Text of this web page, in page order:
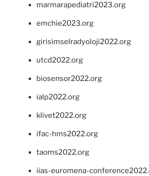
marmarapediatri2023.org
emchie2023.org
girisimselradyoloji2022.org
utcd2022.org
biosensor2022.org
ialp2022.org
klivet2022.org
ifac-hms2022.org
taoms2022.org
iias-euromena-